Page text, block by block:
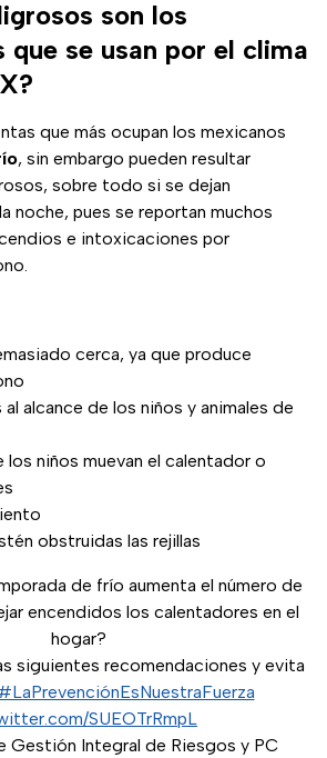
son los
que se usan por el clima
que más ocupan los mexicanos
, sin embargo pueden resultar
sobre todo si se dejan
noche, pues se reportan muchos
e intoxicaciones por
cerca, ya que produce
alcance de los niños y animales de
los niños muevan el calentador o
obstruidas las rejillas
de frío aumenta el número de
encendidos los calentadores en el
hogar?
siguientes recomendaciones y evita
SUEOTrRmpL
Gestión Integral de Riesgos y PC